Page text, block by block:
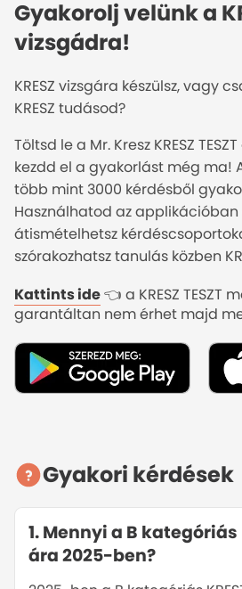
Gyakorolj velünk a
vizsgádra!
KRESZ vizsgára készülsz, vagy
KRESZ tudásod?
Töltsd le a Mr. Kresz KRESZ
kezdd el a gyakorlást még ma!
több mint 3000 kérdésből
Használhatod az
átismételhetsz
szórakozhatsz tanulás közben
Kattints ide👈 a KRESZ TESZT
garantáltan nem érhet majd
Gyakori kérdések
1.Mennyi a B kategóriás
ára 2025-ben?